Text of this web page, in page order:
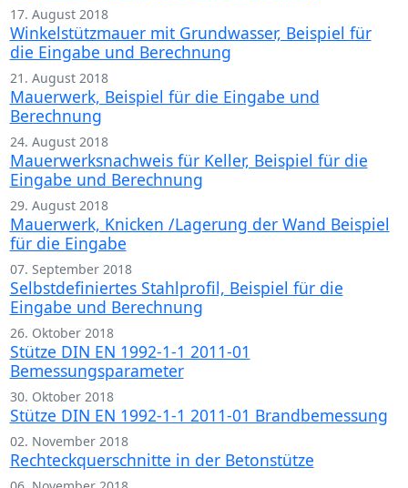
17. August 2018
Winkelstützmauer mit Grundwasser, Beispiel für
die Eingabe und Berechnung
21. August 2018
Mauerwerk, Beispiel für die Eingabe und
Berechnung
24. August 2018
Mauerwerksnachweis für Keller, Beispiel für die
Eingabe und Berechnung
29. August 2018
Mauerwerk, Knicken /Lagerung der Wand Beispiel
für die Eingabe
07. September 2018
Selbstdefiniertes Stahlprofil, Beispiel für die
Eingabe und Berechnung
26. Oktober 2018
Stütze DIN EN 1992-1-1 2011-01
Bemessungsparameter
30. Oktober 2018
Stütze DIN EN 1992-1-1 2011-01 Brandbemessung
02. November 2018
Rechteckquerschnitte in der Betonstütze